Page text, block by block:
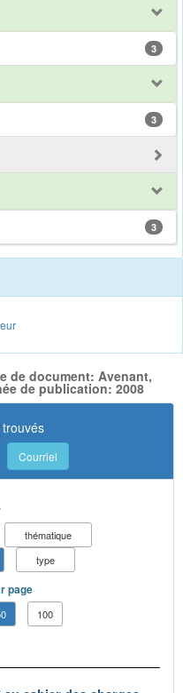
3
3
3
de document: Avenant,
de publication: 2008
Courriel
thématique
type
page
100